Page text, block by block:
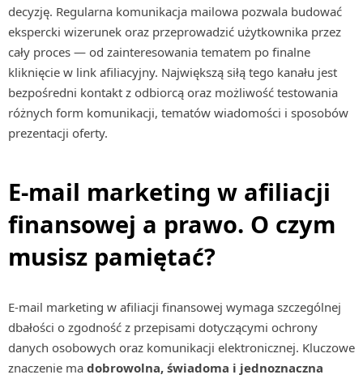
decyzję. Regularna komunikacja mailowa pozwala budować
ekspercki wizerunek oraz przeprowadzić użytkownika przez
cały proces — od zainteresowania tematem po finalne
kliknięcie w link afiliacyjny. Największą siłą tego kanału jest
bezpośredni kontakt z odbiorcą oraz możliwość testowania
różnych form komunikacji, tematów wiadomości i sposobów
prezentacji oferty.
E-mail marketing w afiliacji
finansowej a prawo. O czym
musisz pamiętać?
E-mail marketing w afiliacji finansowej wymaga szczególnej
dbałości o zgodność z przepisami dotyczącymi ochrony
danych osobowych oraz komunikacji elektronicznej. Kluczowe
znaczenie ma dobrowolna, świadoma i jednoznaczna